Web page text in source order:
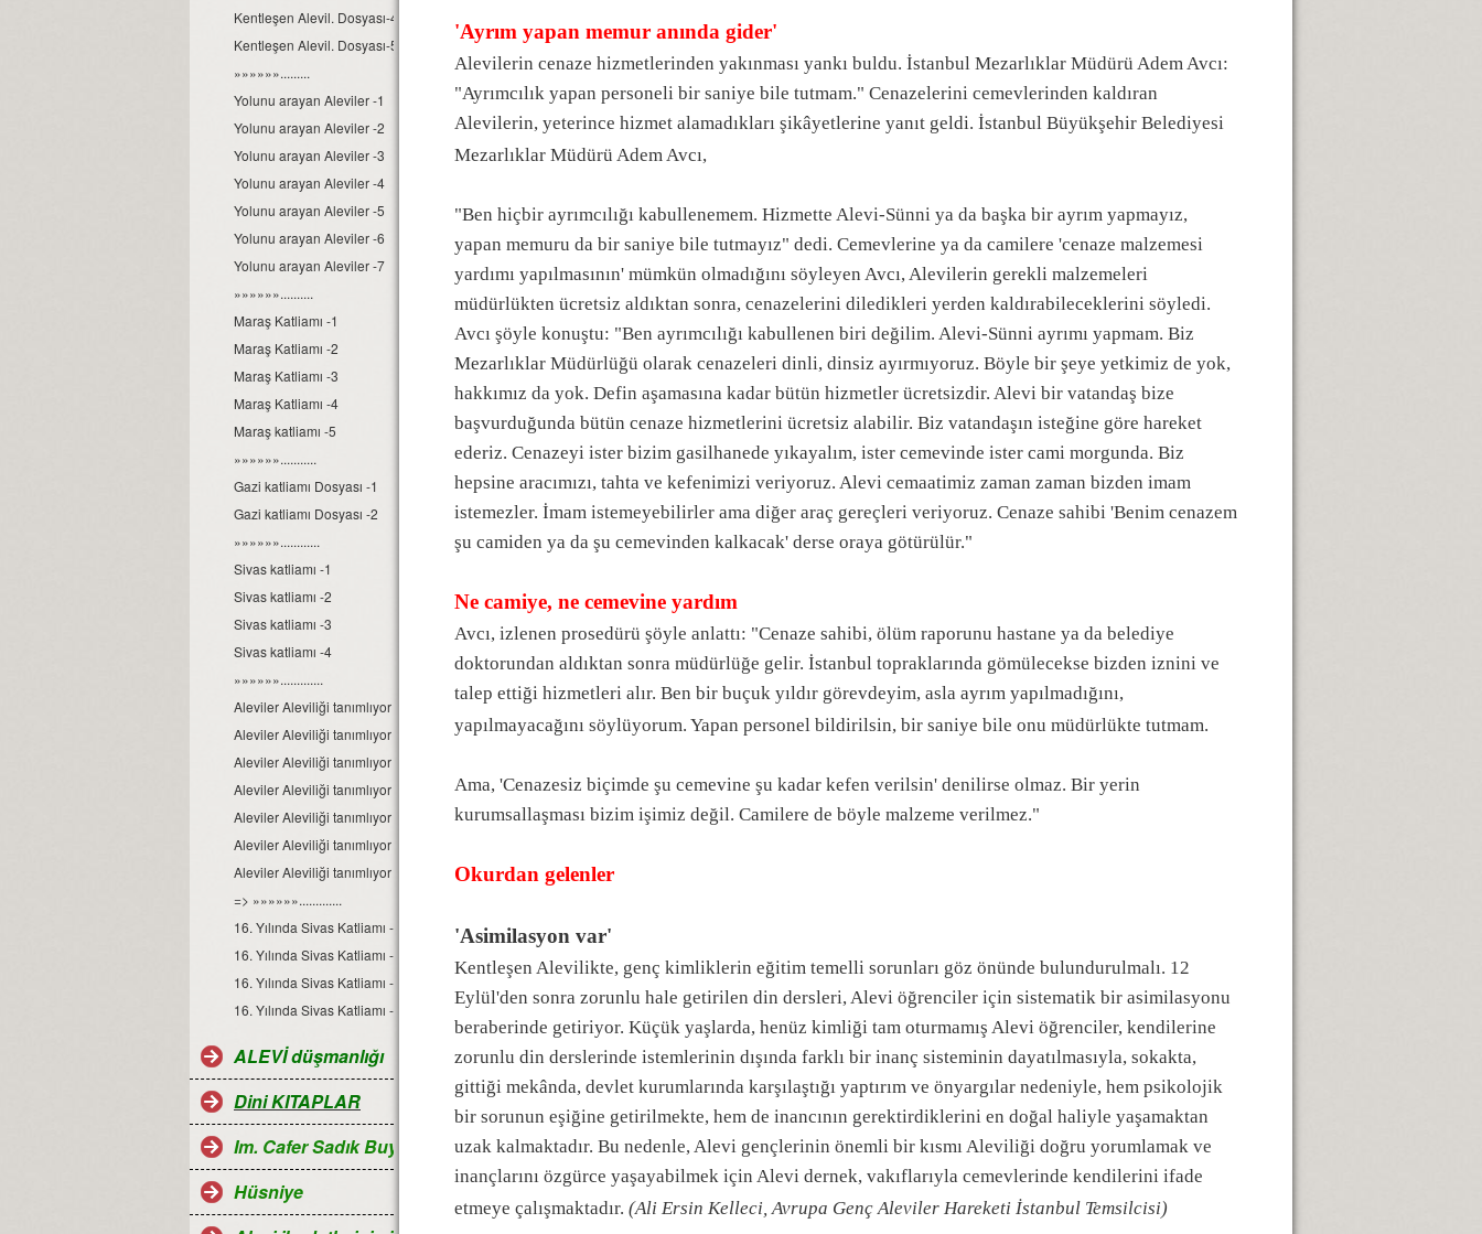
Kentleşen Alevil. Dosyası-4
Kentleşen Alevil. Dosyası-5
»»»»»».........
Yolunu arayan Aleviler -1
Yolunu arayan Aleviler -2
Yolunu arayan Aleviler -3
Yolunu arayan Aleviler -4
Yolunu arayan Aleviler -5
Yolunu arayan Aleviler -6
Yolunu arayan Aleviler -7
»»»»»»..........
Maraş Katliamı -1
Maraş Katliamı -2
Maraş Katliamı -3
Maraş Katliamı -4
Maraş katliamı -5
»»»»»»...........
Gazi katliamı Dosyası -1
Gazi katliamı Dosyası -2
»»»»»»............
Sivas katliamı -1
Sivas katliamı -2
Sivas katliamı -3
Sivas katliamı -4
»»»»»».............
Aleviler Aleviliği tanımlıyor Dosyası-1
Aleviler Aleviliği tanımlıyor Dosyası-2
Aleviler Aleviliği tanımlıyor Dosyası-3
Aleviler Aleviliği tanımlıyor Dosyası-4
Aleviler Aleviliği tanımlıyor Dosyası-5
Aleviler Aleviliği tanımlıyor Dosyası-6
Aleviler Aleviliği tanımlıyor Dosyası-7
=> »»»»»».............
16. Yılında Sivas Katliamı - 1
16. Yılında Sivas Katliamı - 2
16. Yılında Sivas Katliamı - 3
16. Yılında Sivas Katliamı - 4
ALEVİ düşmanlığı
Dini KITAPLAR
Im. Cafer Sadık Buyruğu
Hüsniye
'Ayrım yapan memur anında gider'
Alevilerin cenaze hizmetlerinden yakınması yankı buldu. İstanbul Mezarlıklar Müdürü Adem Avcı:
"Ayrımcılık yapan personeli bir saniye bile tutmam." Cenazelerini cemevlerinden kaldıran
Alevilerin, yeterince hizmet alamadıkları şikâyetlerine yanıt geldi. İstanbul Büyükşehir Belediyesi
Mezarlıklar Müdürü Adem Avcı,
"Ben hiçbir ayrımcılığı kabullenemem. Hizmette Alevi-Sünni ya da başka bir ayrım yapmayız,
yapan memuru da bir saniye bile tutmayız" dedi. Cemevlerine ya da camilere 'cenaze malzemesi
yardımı yapılmasının' mümkün olmadığını söyleyen Avcı, Alevilerin gerekli malzemeleri
müdürlükten ücretsiz aldıktan sonra, cenazelerini diledikleri yerden kaldırabileceklerini söyledi.
Avcı şöyle konuştu: "Ben ayrımcılığı kabullenen biri değilim. Alevi-Sünni ayrımı yapmam. Biz
Mezarlıklar Müdürlüğü olarak cenazeleri dinli, dinsiz ayırmıyoruz. Böyle bir şeye yetkimiz de yok,
hakkımız da yok. Defin aşamasına kadar bütün hizmetler ücretsizdir. Alevi bir vatandaş bize
başvurduğunda bütün cenaze hizmetlerini ücretsiz alabilir. Biz vatandaşın isteğine göre hareket
ederiz. Cenazeyi ister bizim gasilhanede yıkayalım, ister cemevinde ister cami morgunda. Biz
hepsine aracımızı, tahta ve kefenimizi veriyoruz. Alevi cemaatimiz zaman zaman bizden imam
istemezler. İmam istemeyebilirler ama diğer araç gereçleri veriyoruz. Cenaze sahibi 'Benim cenazem
şu camiden ya da şu cemevinden kalkacak' derse oraya götürülür."
Ne camiye, ne cemevine yardım
Avcı, izlenen prosedürü şöyle anlattı: "Cenaze sahibi, ölüm raporunu hastane ya da belediye
doktorundan aldıktan sonra müdürlüğe gelir. İstanbul topraklarında gömülecekse bizden iznini ve
talep ettiği hizmetleri alır. Ben bir buçuk yıldır görevdeyim, asla ayrım yapılmadığını,
yapılmayacağını söylüyorum. Yapan personel bildirilsin, bir saniye bile onu müdürlükte tutmam.
Ama, 'Cenazesiz biçimde şu cemevine şu kadar kefen verilsin' denilirse olmaz. Bir yerin
kurumsallaşması bizim işimiz değil. Camilere de böyle malzeme verilmez."
Okurdan gelenler
'Asimilasyon var'
Kentleşen Alevilikte, genç kimliklerin eğitim temelli sorunları göz önünde bulundurulmalı. 12
Eylül'den sonra zorunlu hale getirilen din dersleri, Alevi öğrenciler için sistematik bir asimilasyonu
beraberinde getiriyor. Küçük yaşlarda, henüz kimliği tam oturmamış Alevi öğrenciler, kendilerine
zorunlu din derslerinde istemlerinin dışında farklı bir inanç sisteminin dayatılmasıyla, sokakta,
gittiği mekânda, devlet kurumlarında karşılaştığı yaptırım ve önyargılar nedeniyle, hem psikolojik
bir sorunun eşiğine getirilmekte, hem de inancının gerektirdiklerini en doğal haliyle yaşamaktan
uzak kalmaktadır. Bu nedenle, Alevi gençlerinin önemli bir kısmı Aleviliği doğru yorumlamak ve
inançlarını özgürce yaşayabilmek için Alevi dernek, vakıflarıyla cemevlerinde kendilerini ifade
etmeye çalışmaktadır. (Ali Ersin Kelleci, Avrupa Genç Aleviler Hareketi İstanbul Temsilcisi)